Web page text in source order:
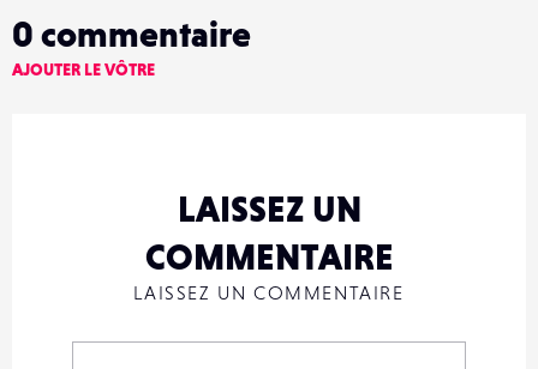
0 commentaire
AJOUTER LE VÔTRE
LAISSEZ UN
COMMENTAIRE
LAISSEZ UN COMMENTAIRE